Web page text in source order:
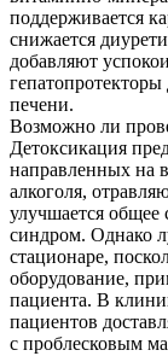
поддерживается
снижается
добавляют
печени.
Возможно ли
Детоксикация
направленных на
алкоголя,
улучшается общее
синдром. Однако
стационаре,
оборудование,
пациента. В
пациентов
с проблесковым